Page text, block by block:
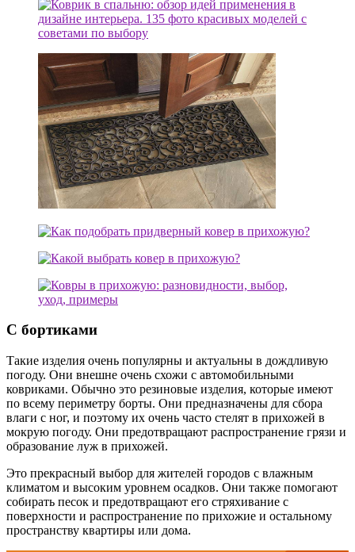
С бортиками
Такие изделия очень популярны и актуальны в дождливую
погоду. Они внешне очень схожи с автомобильными
ковриками. Обычно это резиновые изделия, которые имеют
по всему периметру борты. Они предназначены для сбора
влаги с ног, и поэтому их очень часто стелят в прихожей в
мокрую погоду. Они предотвращают распространение грязи и
образование луж в прихожей.
Это прекрасный выбор для жителей городов с влажным
климатом и высоким уровнем осадков. Они также помогают
собирать песок и предотвращают его стряхивание с
поверхности и распространение по прихожие и остальному
пространству квартиры или дома.